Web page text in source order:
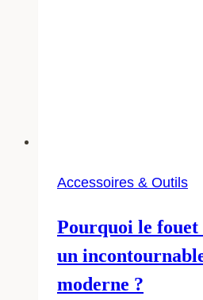
Accessoires & Outils
Pourquoi le
un
moderne ?